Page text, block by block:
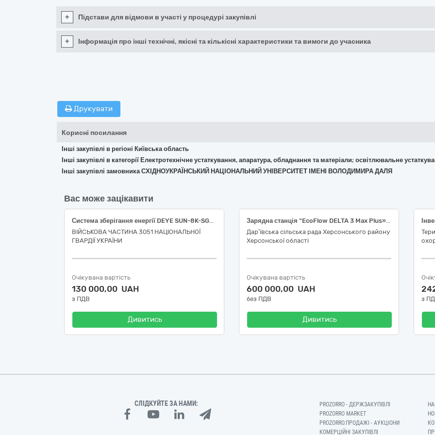
+ Підстави для відмови в участі у процедурі закупівлі
+ Інформація про інші технічні, якісні та кількісні характеристики та вимоги до учасника
Друкувати
Корисні посилання
Інші закупівлі в регіоні Київська область
Інші закупівлі в категорії Електротехнічне устаткування, апаратура, обладнання та матеріали; освітлювальне
Інші закупівлі замовника СХІДНОУКРАЇНСЬКИЙ НАЦІОНАЛЬНИЙ УНІВЕРСИТЕТ ІМЕНІ ВОЛОДИМИРА ДАЛЯ
Вас може зацікавити
Система зберігання енергії DEYE SUN-8K-SG01LP1-EU-2DE10.24K-LFP 8000W 10.24kWh 2BAT LiFePO4 6000 циклів
ВІЙСЬКОВА ЧАСТИНА 3051 НАЦІОНАЛЬНОЇ
ГВАРДІЇ УКРАЇНИ
Очікувана вартість
130 000,00 UAH
з ПДВ
Дивитись
Зарядна станція “EcoFlow DELTA 3 Max Plus» (або еквівалент) код ДК 021:2015:31154000-0 «Джерела безперебійного живлення»
Дар’ївська сільська рада Херсонського району
Херсонської області
Очікувана вартість
600 000,00 UAH
без ПДВ
Дивитись
з
СЛІДКУЙТЕ ЗА НАМИ:
PROZORRO - ДЕРЖЗАКУПІВЛІ
PROZORRO MARKET
PROZORRO.ПРОДАЖІ - АУКЦІОНИ
КОМЕРЦІЙНІ ЗАКУПІВЛІ